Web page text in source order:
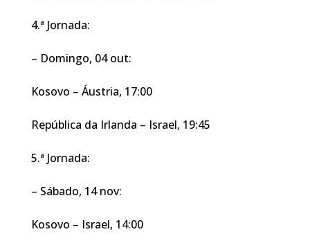
4.ª Jornada:
– Domingo, 04 out:
Kosovo – Áustria, 17:00
República da Irlanda – Israel, 19:45
5.ª Jornada:
– Sábado, 14 nov:
Kosovo – Israel, 14:00